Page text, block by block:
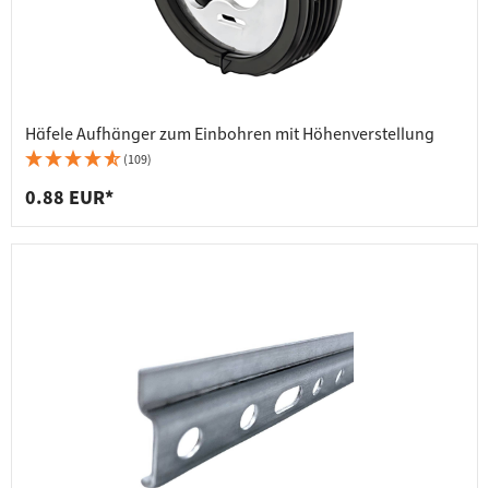
Häfele Aufhänger zum Einbohren mit Höhenverstellung
(109)
0.88 EUR*